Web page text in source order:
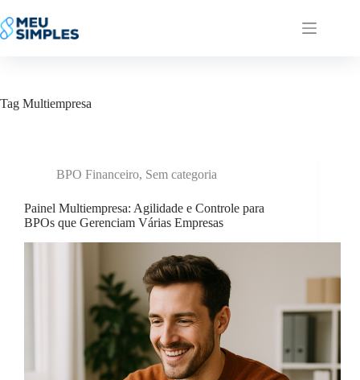
para
o
Tag Multiempresa
BPO Financeiro, Sem categoria
Painel Multiempresa: Agilidade e Controle para
BPOs que Gerenciam Várias Empresas